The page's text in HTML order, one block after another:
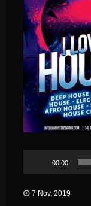
00:00
7 Nov, 2019